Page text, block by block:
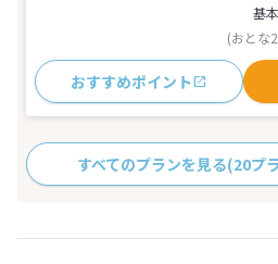
基
(おとな
おすすめポイント
すべてのプランを見る(20プ